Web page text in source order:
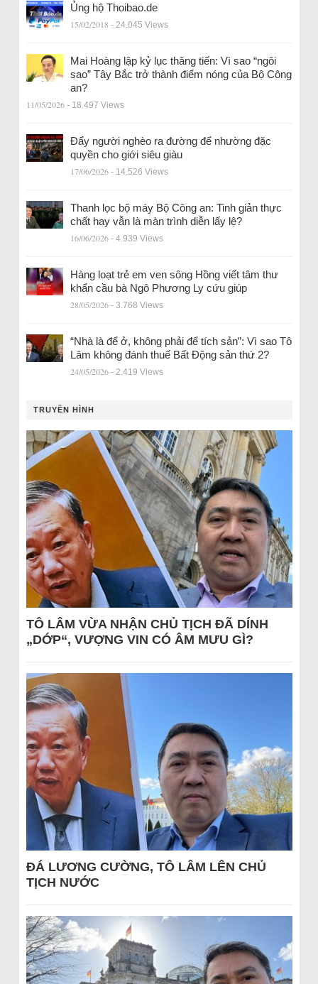
Ủng hộ Thoibao.de
15/02/2018 - 24.045 Views
Mai Hoàng lập kỷ lục thăng tiến: Vì sao “ngôi
sao” Tây Bắc trở thành điểm nóng của Bộ Công
an?
11/05/2026 - 18.497 Views
Đẩy người nghèo ra đường để nhường đặc
quyền cho giới siêu giàu
17/06/2026 - 14.526 Views
Thanh lọc bộ máy Bộ Công an: Tinh giản thực
chất hay vẫn là màn trình diễn lấy lệ?
16/06/2026 - 4.939 Views
Hàng loạt trẻ em ven sông Hồng viết tâm thư
khẩn cầu bà Ngô Phương Ly cứu giúp
28/05/2026 - 3.768 Views
“Nhà là để ở, không phải để tích sản”: Vì sao Tô
Lâm không đánh thuế Bất Động sản thứ 2?
24/05/2026 - 2.419 Views
TRUYỀN HÌNH
TÔ LÂM VỪA NHẬN CHỦ TỊCH ĐÃ DÍNH
„DỚP“, VƯỢNG VIN CÓ ÂM MƯU GÌ?
ĐÁ LƯƠNG CƯỜNG, TÔ LÂM LÊN CHỦ
TỊCH NƯỚC